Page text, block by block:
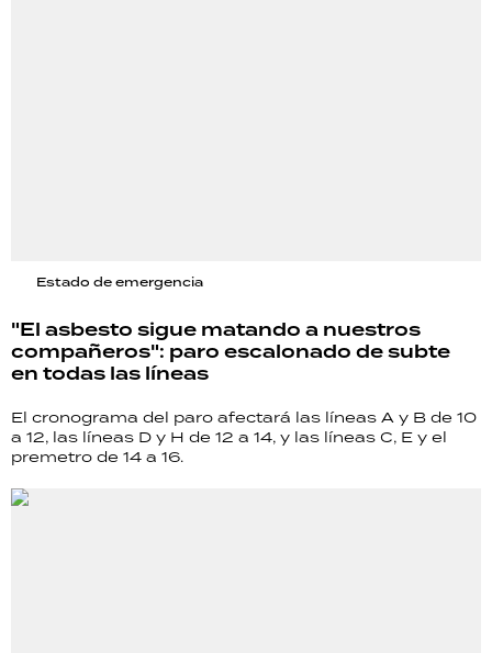
Estado de emergencia
"El asbesto sigue matando a nuestros
compañeros": paro escalonado de subte
en todas las líneas
El cronograma del paro afectará las líneas A y B de 10
a 12, las líneas D y H de 12 a 14, y las líneas C, E y el
premetro de 14 a 16.